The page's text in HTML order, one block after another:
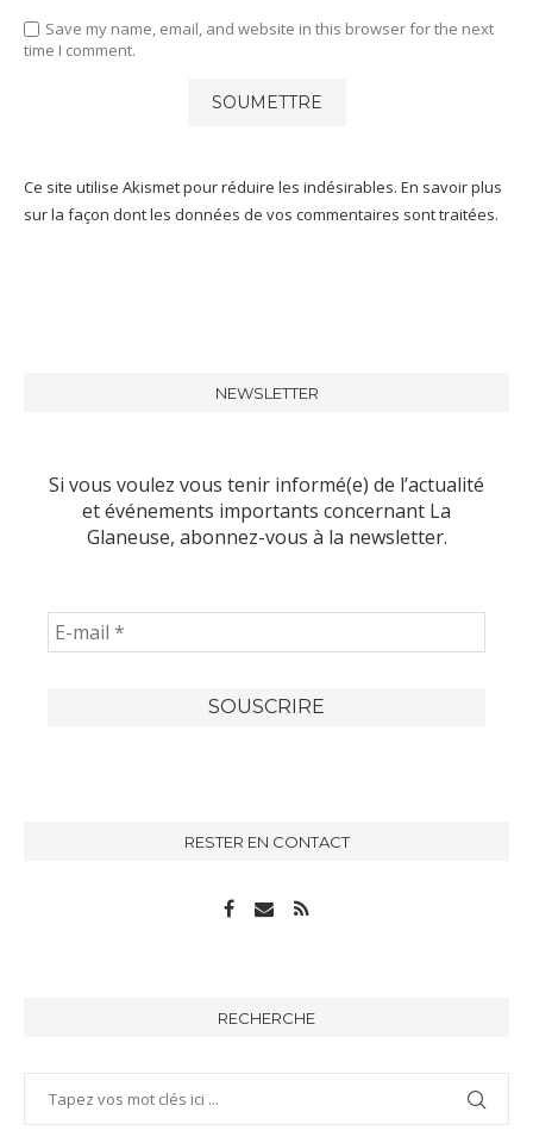
Save my name, email, and website in this browser for the next
time I comment.
Ce site utilise Akismet pour réduire les indésirables. En savoir plus
sur la façon dont les données de vos commentaires sont traitées.
NEWSLETTER
Si vous voulez vous tenir informé(e) de l’actualité
et événements importants concernant La
Glaneuse, abonnez-vous à la newsletter.
RESTER EN CONTACT
RECHERCHE